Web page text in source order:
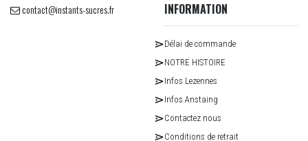
contact@instants-sucres.fr
INFORMATION
Délai de commande
NOTRE HISTOIRE
Infos Lezennes
Infos Anstaing
Contactez nous
Conditions de retrait